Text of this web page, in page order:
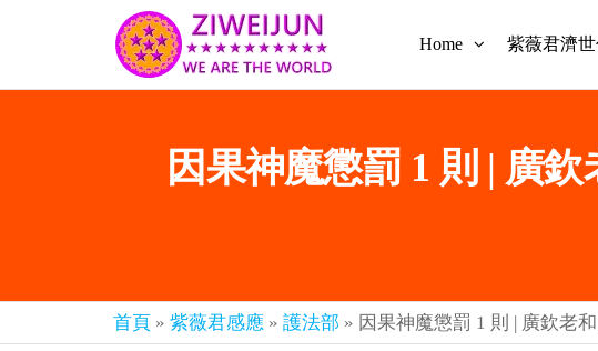
紫薇
《推
言-
世
主
都
是
Home 紫薇君濟
因果神魔懲罰 1 則 | 廣
首頁 » 紫薇君感應 » 護法部 » 因果神魔懲罰 1 則 | 廣欽老